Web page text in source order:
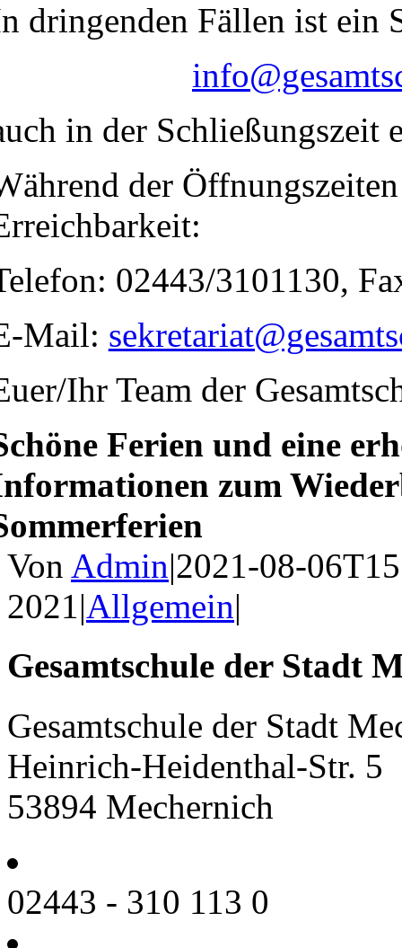
dringenden Fällen ist ein
in der Schließungszeit
der
02443/3101130,
Mail:
Ihr Team der
Ferien und eine
zum
Von Admin|2021-08-
2021|Allgemein|
Gesamtschule der Stadt
Gesamtschule der Stadt
Heinrich-Heidenthal-Str. 5
53894 Mechernich
02443 - 310 113 0